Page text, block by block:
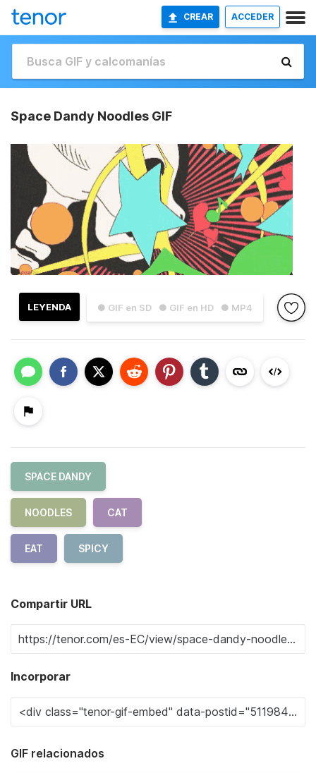
CREAR ACCEDER
Space Dandy Noodles GIF
● GIF en SD ● GIF en HD ● MP4
LEYENDA
SPACE DANDY
NOODLES CAT
EAT SPICY
Compartir URL
Incorporar
GIF relacionados